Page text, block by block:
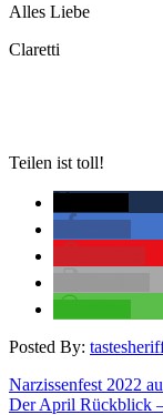
Alles Liebe
Claretti
Teilen ist toll!
Posted By:
Narzissenfest 2022
Der April Rückblick